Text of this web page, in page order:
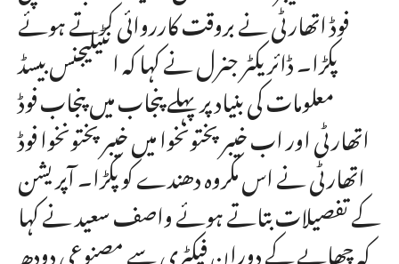
فوڈ اتھارٹی نے بروقت کارروائی کرتے ہوئے
پکڑا۔ ڈائریکٹر جنرل نے کہا کہ انٹیلیجنس بیسڈ
معلومات کی بنیاد پر پہلے پنجاب میں پنجاب فوڈ
اتھارٹی اور اب خیبرپختونخوا میں خیبرپختونخوا فوڈ
اتھارٹی نے اس مکروہ دھندے کو پکڑا۔ آپریشن
کے تفصیلات بتاتے ہوئے واصف سعید نے کہا
کہ چھاپے کے دوران فیکٹری سے مصنوعی دودھ